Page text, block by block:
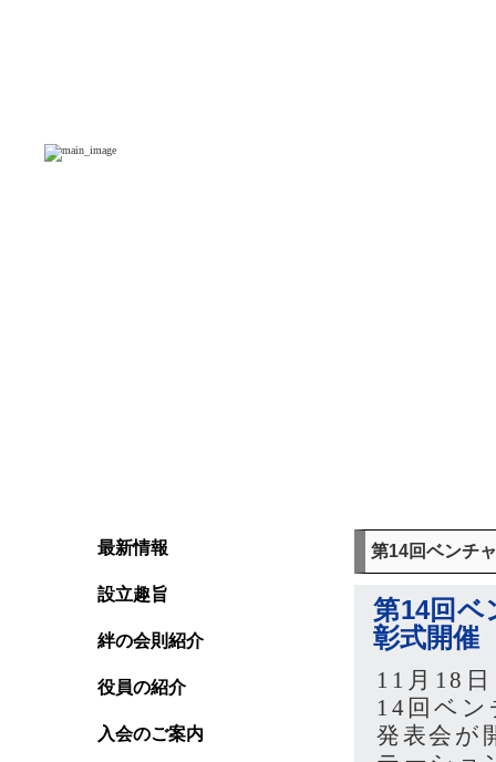
第14回ベンチ
第14回
彰式開催
11月18
14回ベ
発表会が
最新情報
設立趣旨
絆の会則紹介
役員の紹介
入会のご案内